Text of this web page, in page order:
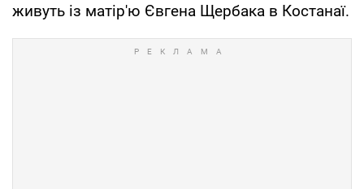
живуть із матір'ю Євгена Щербака в Костанаї.